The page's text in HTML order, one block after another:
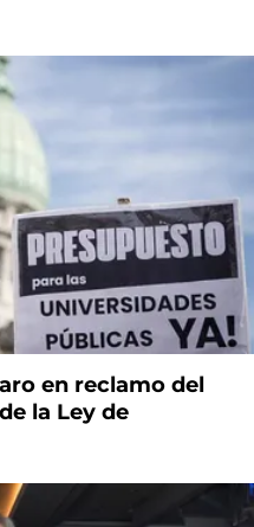
en reclamo del
la Ley de